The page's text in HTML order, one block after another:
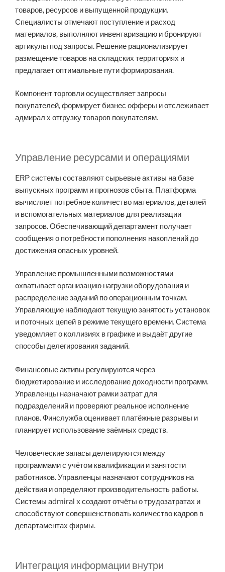
товаров, ресурсов и выпущенной продукции.
Специалисты отмечают поступление и расход
материалов, выполняют инвентаризацию и бронируют
артикулы под запросы. Решение рационализирует
размещение товаров на складских территориях и
предлагает оптимальные пути формирования.
Компонент торговли осуществляет запросы
покупателей, формирует бизнес офферы и отслеживает
адмирал х отгрузку товаров покупателям.
Управление ресурсами и операциями
ERP системы составляют сырьевые активы на базе
выпускных программ и прогнозов сбыта. Платформа
вычисляет потребное количество материалов, деталей
и вспомогательных материалов для реализации
запросов. Обеспечивающий департамент получает
сообщения о потребности пополнения накоплений до
достижения опасных уровней.
Управление промышленными возможностями
охватывает организацию нагрузки оборудования и
распределение заданий по операционным точкам.
Управляющие наблюдают текущую занятость установок
и поточных цепей в режиме текущего времени. Система
уведомляет о коллизиях в графике и выдаёт другие
способы делегирования заданий.
Финансовые активы регулируются через
бюджетирование и исследование доходности программ.
Управленцы назначают рамки затрат для
подразделений и проверяют реальное исполнение
планов. Финслужба оценивает платёжные разрывы и
планирует использование заёмных средств.
Человеческие запасы делегируются между
программами с учётом квалификации и занятости
работников. Управленцы назначают сотрудников на
действия и определяют производительность работы.
Системы admiral x создают отчёты о трудозатратах и
способствуют совершенствовать количество кадров в
департаментах фирмы.
Интеграция информации внутри